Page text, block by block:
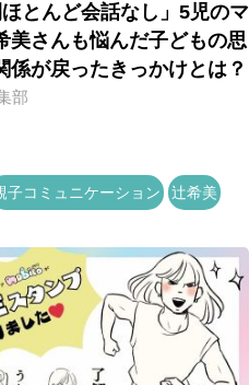
ほとんど会話なし」5児のマ
美さんも悩んだ子どもの思
が戻ったきっかけとは？
部
子コミュニケーション 辻希美